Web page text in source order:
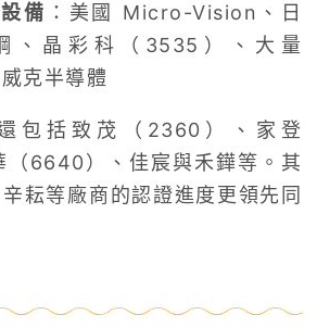
備 ：美國 Micro-Vision、日
、晶彩科（3535）、大量
克半導體
包括致茂（2360）、家登
（6640）、佳宸與禾鏵等。其
耘等廠商的認證進度更領先同